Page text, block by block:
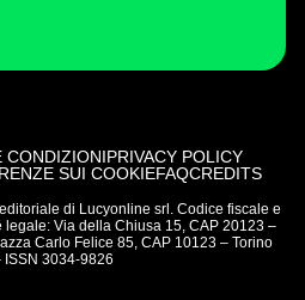
CONDIZIONIPRIVACY POLICY
SUI COOKIEFAQCREDITS
di Lucyonline srl. Codice fiscale e
legale: Via della Chiusa 15, CAP 20123 –
Carlo Felice 85, CAP 10123 – Torino
ISSN 3034-9826